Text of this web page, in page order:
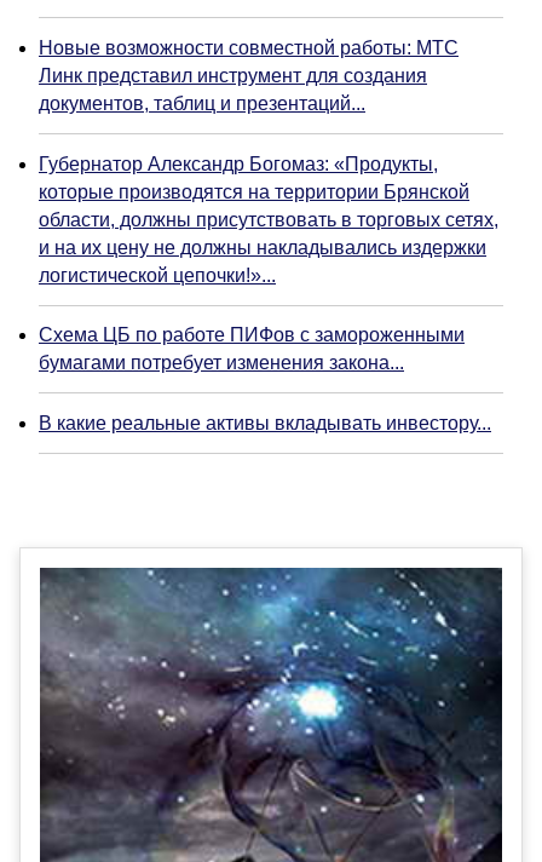
Новые возможности совместной работы: МТС
Линк представил инструмент для создания
документов, таблиц и презентаций...
Губернатор Александр Богомаз: «Продукты,
которые производятся на территории Брянской
области, должны присутствовать в торговых сетях,
и на их цену не должны накладывались издержки
логистической цепочки!»...
Схема ЦБ по работе ПИФов с замороженными
бумагами потребует изменения закона...
В какие реальные активы вкладывать инвестору...